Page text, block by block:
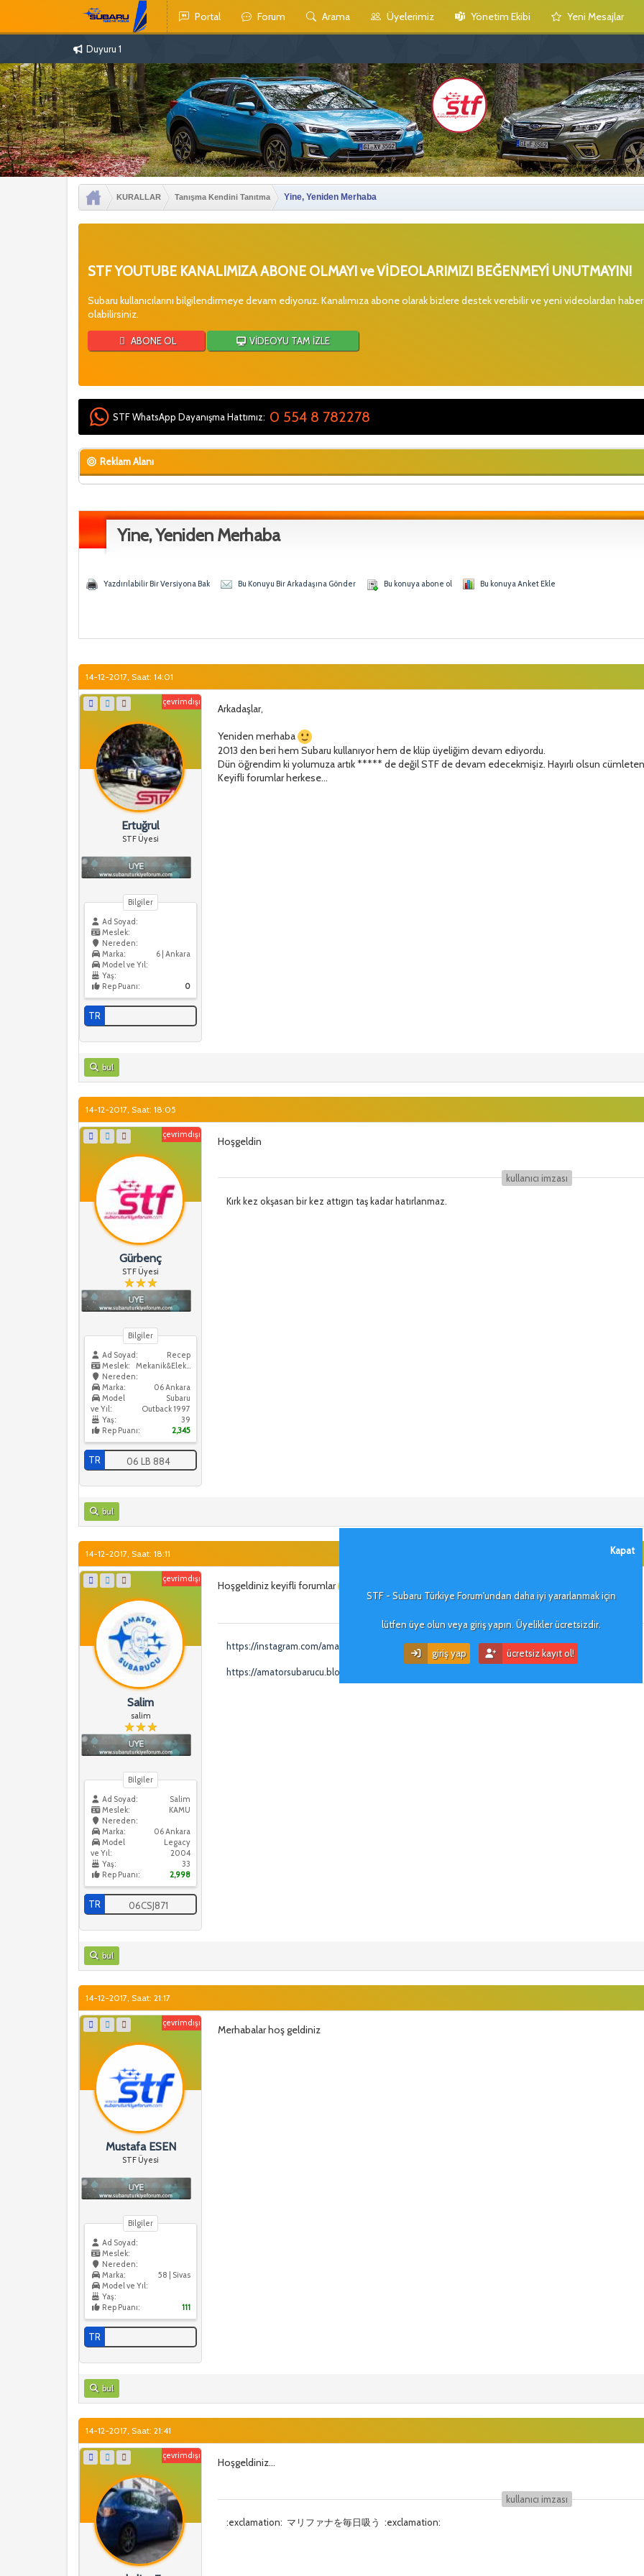
Portal Forum Arama Üyelerimiz Yönetim Ekibi Yeni Mesajlar
Duyuru 1
Kapat
STF - Subaru Türkiye Forum'undan daha iyi yararlanmak için
lütfen üye olun veya giriş yapın. Üyelikler ücretsizdir.
giriş yap ücretsiz kayıt ol!
KURALLAR Tanışma Kendini Tanıtma Yine, Yeniden Merhaba
STF YOUTUBE KANALIMIZA ABONE OLMAYI ve VİDEOLARIMIZI BEĞENMEYİ UNUTMAYIN!
Subaru kullanıcılarını bilgilendirmeye devam ediyoruz. Kanalımıza abone olarak bizlere destek verebilir ve yeni videolardan
olabilirsiniz.
ABONE OL VİDEOYU TAM İZLE
STF WhatsApp Dayanışma Hattımız: 0 554 8 782278
Reklam Alanı
Yine, Yeniden Merhaba
Yazdırılabilir Bir Versiyona Bak Bu Konuyu Bir Arkadaşına Gönder Bu konuya abone ol Bu konuya Anket Ekle
14-12-2017, Saat: 14:01
çevrimdışı
Ertuğrul
STF Üyesi
Bilgiler
Ad Soyad:
Meslek:
Nereden:
6 | Ankara
Marka:
Model ve Yıl:
Yaş:
Rep Puanı:
0
TR
Arkadaşlar,
Yeniden merhaba
2013 den beri hem Subaru kullanıyor hem de klüp üyeliğim devam ediyordu.
Dün öğrendim ki yolumuza artık ***** de değil STF de devam edecekmişiz. Hayırlı olsun
Keyifli forumlar herkese...
bul
14-12-2017, Saat: 18:05
çevrimdışı
Gürbenç
STF Üyesi
Bilgiler
Ad Soyad:
Recep
Meslek:
Mekanik&Elektrik
Nereden:
06 Ankara
Marka:
Subaru
Model
ve Yıl:
Outback 1997
Yaş:
39
Rep Puanı:
2,345
TR 06 LB 884
Hoşgeldin
kullanıcı i̇mzası
Kırk kez okşasan bir kez attıgın taş kadar hatırlanmaz.
bul
14-12-2017, Saat: 18:11
çevrimdışı
Salim
salim
Bilgiler
Ad Soyad:
Salim
Meslek:
KAMU
Nereden:
06 Ankara
Marka:
Legacy
Model
ve Yıl:
2004
Yaş:
33
Rep Puanı:
2,998
TR 06CSJ871
Hoşgeldiniz keyifli forumlar
kullanıcı i̇mzası
https://instagram.com/amatorsubarucu?utm...=copy_link
https://amatorsubarucu.blogspot.com/
bul
14-12-2017, Saat: 21:17
çevrimdışı
Mustafa ESEN
STF Üyesi
Bilgiler
Ad Soyad:
Meslek:
Nereden:
58 | Sivas
Marka:
Model ve Yıl:
Yaş:
Rep Puanı:
111
TR
Merhabalar hoş geldiniz
bul
14-12-2017, Saat: 21:41
çevrimdışı
Hoşgeldiniz...
kullanıcı i̇mzası
:exclamation: マリファナを毎日吸う :exclamation: